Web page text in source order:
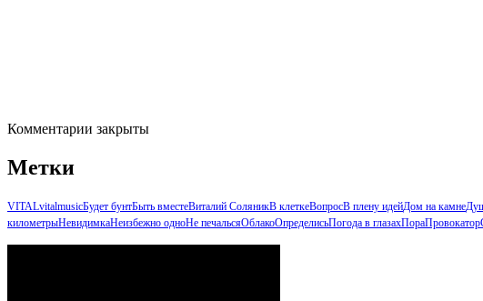
Комментарии закрыты
Метки
VITALvitalmusicБудет бунтБыть вместеВиталий СоляникВ клеткеВопросВ плену идейДом на камне
километрыНевидимкаНеизбежно одноНе печальсяОблакоОпределисьПогода в глазахПораПровокатор